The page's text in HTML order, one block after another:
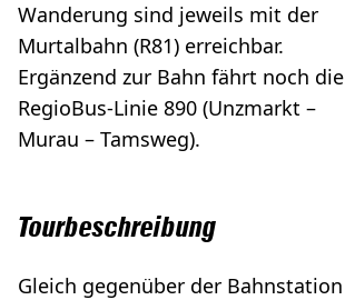
Wanderung sind jeweils mit der
Murtalbahn (R81) erreichbar.
Ergänzend zur Bahn fährt noch die
RegioBus-Linie 890 (Unzmarkt –
Murau – Tamsweg).
Tourbeschreibung
Gleich gegenüber der Bahnstation